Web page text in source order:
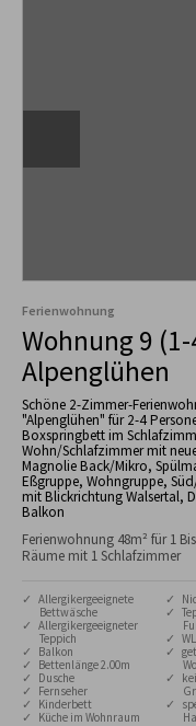
Ferienwohnung
Wohnung 9 (1-
Alpenglühen
Schöne 2-Zimmer-
"Alpenglühen" für 2-4
Boxspringbett im
Wohn/Schlafzimmer mit
Magnolie Back/Mikro,
Eßgruppe, Wohngruppe,
mit Blickrichtung Walsertal,
Balkon
Ferienwohnung 48m² für 1
Räume mit 1 Schlafzimmer
✓ Allergikergeeignete
Bettwäsche
✓ Allergikergeeigneter
Teppich
✓ Balkon
✓ Bettenlänge 2.00m
✓ Dusche
✓ Fernseher
✓ Kinderbett
✓ Küche im Wohnraum
✓
✓
✓
✓
✓
✓